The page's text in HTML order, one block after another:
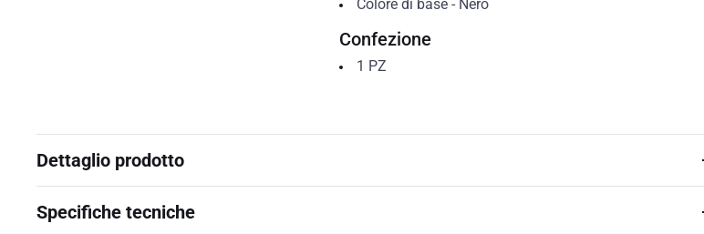
Colore di base- Nero
Confezione
1 PZ
Dettaglio prodotto
Specifiche tecniche